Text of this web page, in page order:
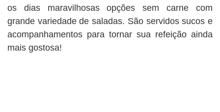
os dias maravilhosas opções sem carne com
grande variedade de saladas. São servidos sucos e
acompanhamentos para tornar sua refeição ainda
mais gostosa!